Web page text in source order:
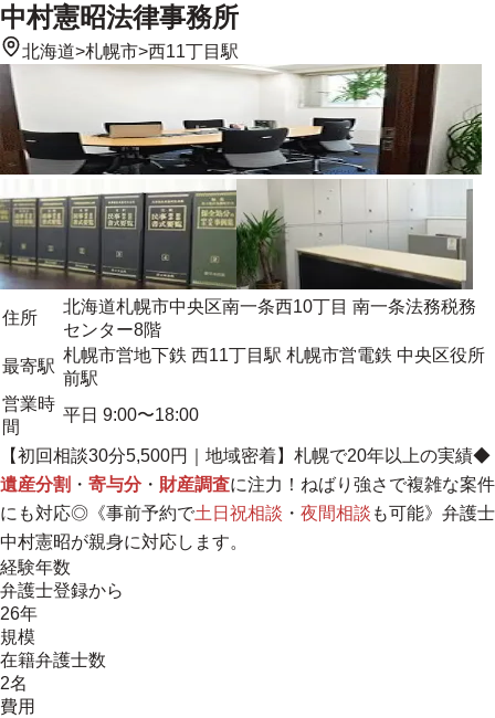
中村憲昭法律事務所
北海道>札幌市>西11丁目駅
住所
北海道札幌市中央区南一条西10丁目 南一条法務税務
センター8階
最寄駅
札幌市営地下鉄 西11丁目駅 札幌市営電鉄 中央区役所
前駅
営業時
間
平日 9:00〜18:00
【初回相談30分5,500円｜ 地域密着】札幌で20年以上の実績◆
遺産分割 ・ 寄与分・ 財産調査に注力！ねばり強さで複雑な案件
にも対応◎《事前予約で土日祝相談 ・ 夜間相談 も可能》弁護士
中村憲昭が親身に対応します。
経験年数
弁護士登録から
26年
規模
在籍弁護士数
2名
費用